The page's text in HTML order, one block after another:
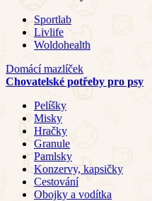
Sportlab
Livlife
Woldohealth
Domácí mazlíček
Chovatelské potřeby pro psy
Pelíšky
Misky
Hračky
Granule
Pamlsky
Konzervy, kapsičky
Cestování
Obojky a vodítka